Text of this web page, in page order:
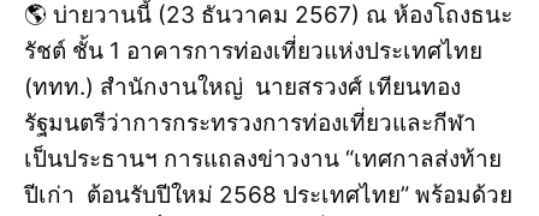
🌎 บ่ายวานนี้ (23 ธันวาคม 2567) ณ ห้องโถงธนะ
รัชต์ ชั้น 1 อาคารการท่องเที่ยวแห่งประเทศไทย
(ททท.) สำนักงานใหญ่ นายสรวงศ์ เทียนทอง
รัฐมนตรีว่าการกระทรวงการท่องเที่ยวและกีฬา
เป็นประธานฯ การแถลงข่าวงาน “เทศกาลส่งท้าย
ปีเก่า ต้อนรับปีใหม่ 2568 ประเทศไทย” พร้อมด้วย